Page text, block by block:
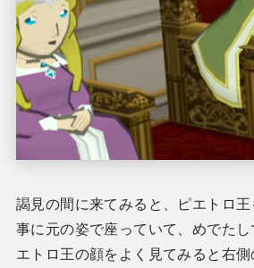
謁見の間に来てみると、ピエトロ
事に元の姿で座っていて、めでた
エトロ王の顔をよく見てみると右